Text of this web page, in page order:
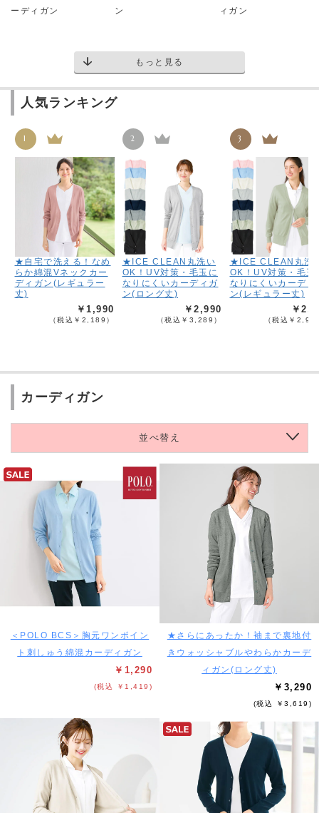
ーディガン
ン
ィガン
もっと見る
人気ランキング
1
★自宅で洗える！なめ
らか綿混Vネックカー
ディガン(レギュラー
丈)
￥1,990
（税込￥2,189）
2
★ICE CLEAN丸洗い
OK！UV対策・毛玉に
なりにくいカーディガ
ン(ロング丈)
￥2,990
（税込￥3,289）
3
★ICE CLEAN丸洗
OK！UV対策・毛玉
なりにくいカーディ
ン(レギュラー丈)
￥
（税込￥
カーディガン
並べ替え
＜POLO BCS＞胸元ワンポイン
ト刺しゅう綿混カーディガン
￥1,290
(税込 ￥1,419)
★さらにあったか！袖まで裏地付
きウォッシャブルやわらかカーデ
ィガン(ロング丈)
￥3,290
(税込 ￥3,619)